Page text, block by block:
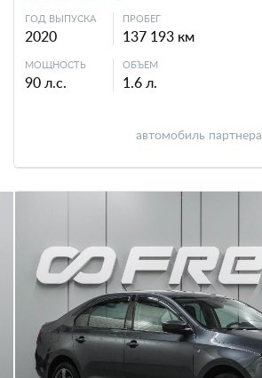
ГОД ВЫПУСКА
2020
ПРОБЕГ
137 193 км
МОЩНОСТЬ
90 л.с.
ОБЪЕМ
1.6 л.
автомобиль партнера